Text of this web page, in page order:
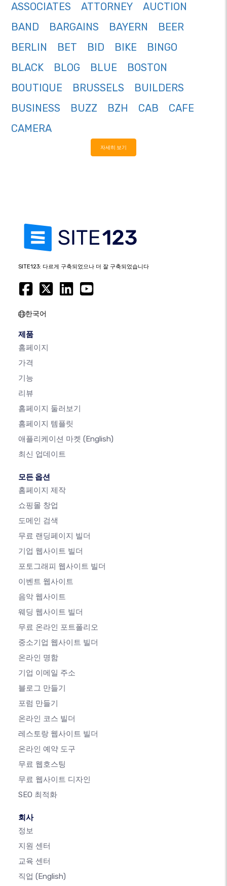
ASSOCIATES
ATTORNEY
AUCTION
BAND
BARGAINS BAYERN
BEER
BERLIN
BET BID BIKE
BINGO
BLACK
BLOG BLUE
BOSTON
BOUTIQUE
BRUSSELS
BUILDERS
BUSINESS
BUZZ BZH CAB
CAFE
CAMERA
자세히 보기
SITE123: 다르게 구축되었으나 더 잘 구축되었습니다
한국어
제품
홈페이지
가격
기능
리뷰
홈페이지 둘러보기
홈페이지 템플릿
애플리케이션 마켓 (English)
최신 업데이트
모든 옵션
홈페이지 제작
쇼핑몰 창업
도메인 검색
무료 랜딩페이지 빌더
기업 웹사이트 빌더
포토그래피 웹사이트 빌더
이벤트 웹사이트
음악 웹사이트
웨딩 웹사이트 빌더
무료 온라인 포트폴리오
중소기업 웹사이트 빌더
온라인 명함
기업 이메일 주소
블로그 만들기
포럼 만들기
온라인 코스 빌더
레스토랑 웹사이트 빌더
온라인 예약 도구
무료 웹호스팅
무료 웹사이트 디자인
SEO 최적화
회사
정보
지원 센터
교육 센터
직업 (English)